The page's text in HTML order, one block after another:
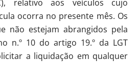
relativo aos veículos cujo
ocorra no presente mês. Os
não estejam abrangidos pela
n.º 10 do artigo 19.º da LGT
a liquidação em qualquer